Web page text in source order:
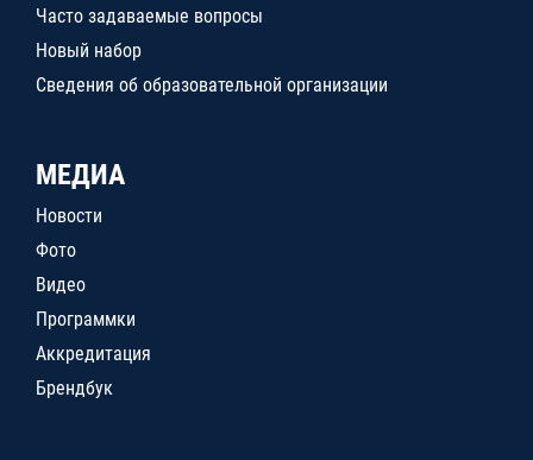
Часто задаваемые вопросы
Новый набор
Сведения об образовательной организации
МЕДИА
Новости
Фото
Видео
Программки
Аккредитация
Брендбук